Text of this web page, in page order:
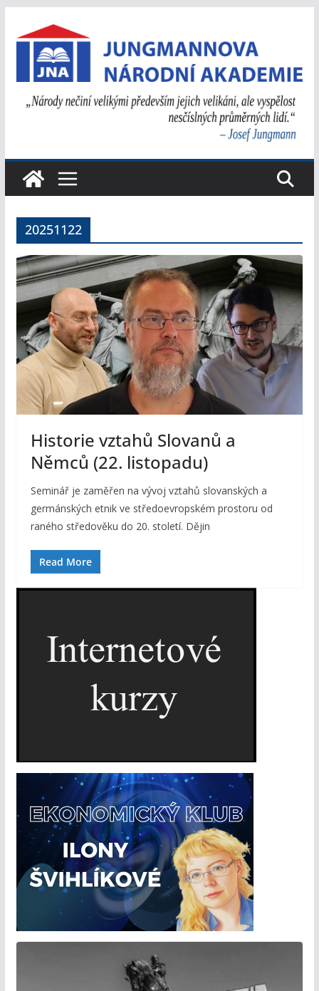
na
obsah
20251122
Historie vztahů Slovanů a
Němců (22. listopadu)
Seminář je zaměřen na vývoj vztahů slovanských a
germánských etnik ve středoevropském prostoru od
raného středověku do 20. století. Dějin
Read More